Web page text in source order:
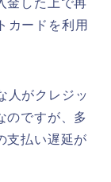
カードを利用
人がクレジッ
のですが、多
支払い遅延が